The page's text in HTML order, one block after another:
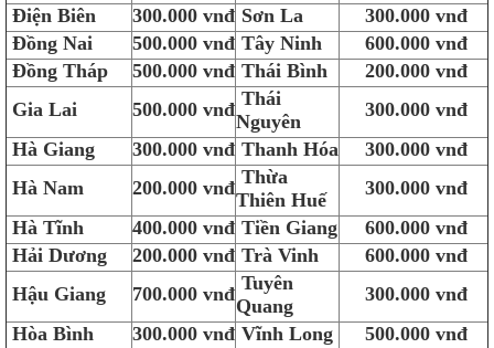
Điện Biên
300.000 vnđ Sơn La
300.000 vnđ
Đồng Nai
500.000 vnđ Tây Ninh
600.000 vnđ
Đồng Tháp
500.000 vnđ Thái Bình
200.000 vnđ
Gia Lai
500.000 vnđ Thái
Nguyên
300.000 vnđ
Hà Giang
300.000 vnđ Thanh Hóa
300.000 vnđ
Hà Nam
200.000 vnđ Thừa
Thiên Huế
300.000 vnđ
Hà Tĩnh
400.000 vnđ Tiền Giang
600.000 vnđ
Hải Dương
200.000 vnđ Trà Vinh
600.000 vnđ
Hậu Giang
700.000 vnđ Tuyên
Quang
300.000 vnđ
Hòa Bình
300.000 vnđ Vĩnh Long
500.000 vnđ